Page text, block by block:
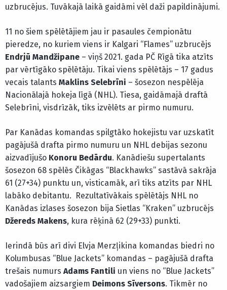
uzbrucējus. Tuvākajā laikā gaidāmi vēl daži papildinājumi.
11 no šiem spēlētājiem jau ir pasaules čempionātu
pieredze, no kuriem viens ir Kalgari “Flames” uzbrucējs
Endrjū Mandžipane – viņš 2021. gada PČ Rīgā tika atzīts
par vērtīgāko spēlētāju. Tikai viens spēlētājs – 17 gadus
vecais talants Maklins Selebrīni – šosezon nespēlēja
Nacionālajā hokeja līgā (NHL). Tiesa, gaidāmajā draftā
Selebrīni, visdrīzāk, tiks izvēlēts ar pirmo numuru.
Par Kanādas komandas spilgtāko hokejistu var uzskatīt
pagājušā drafta pirmo numuru un NHL debijas sezonu
aizvadījušo Konoru Bedārdu. Kanādiešu supertalants
šosezon 68 spēlēs Čikāgas “Blackhawks” sastāvā sakrāja
61 (27+34) punktu un, visticamāk, arī tiks atzīts par NHL
labāko debitantu. Rezultatīvākais spēlētājs NHL no
Kanādas izlases šosezon bija Sietlas “Kraken” uzbrucējs
Džereds Makens, kura rēķinā 62 (29+33) punkti.
Ierindā būs arī divi Elvja Merzļikina komandas biedri no
Kolumbusas “Blue Jackets” komandas – pagājušā drafta
trešais numurs Adams Fantili un viens no “Blue Jackets”
vadošajiem aizsargiem Deimons Sīversons. Tikmēr no